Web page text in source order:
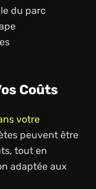
du parc
Coûts
votre
peuvent être
tout en
adaptée aux